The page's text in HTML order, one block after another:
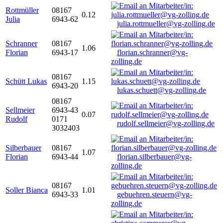
Rottmüller
Julia
08167
6943-62
0.12
julia.rottmueller@vg-zolling.de
Schranner
Florian
08167
6943-17
1.06
florian.schranner@vg-
zolling.de
Schütt Lukas
08167
6943-20
1.15
lukas.schuett@vg-zolling.de
Sellmeier
Rudolf
08167
6943-43
0171
3032403
0.07
rudolf.sellmeier@vg-zolling.de
Silberbauer
Florian
08167
6943-44
1.07
florian.silberbauer@vg-
zolling.de
Soller Bianca
08167
6943-33
1.01
gebuehren.steuern@vg-
zolling.de